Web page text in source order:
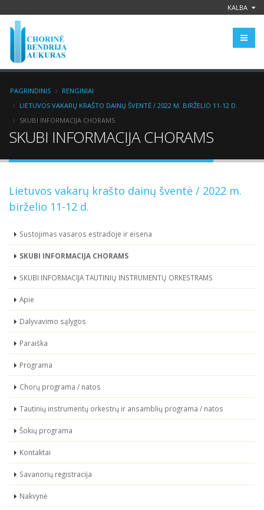
KALBA
PAGRINDINIS
RENGINIAI
LIETUVOS VAKARŲ KRAŠTO DAINŲ ŠVENTĖ / 2022 M. BIRŽELIO 11-12 D.
SKUBI INFORMACIJA CHORAMS
SKUBI INFORMACIJA CHORAMS
Lietuvos vakarų krašto dainų šventė / 2022 m.
birželio 11-12 d.
Sustojimas vasaros estradoje ir eisena
SKUBI INFORMACIJA CHORAMS
SKUBI INFORMACIJA TAUTINIŲ INSTRUMENTŲ ORKESTRAMS
Apie
Dalyvavimo sąlygos
Paraiška
Programa
Chorų programa / natos
Tautinių instrumentų orkestrų ir ansamblių programa / natos
Šokių programa
Kontaktai
Savanorių registracija
Nakvynė